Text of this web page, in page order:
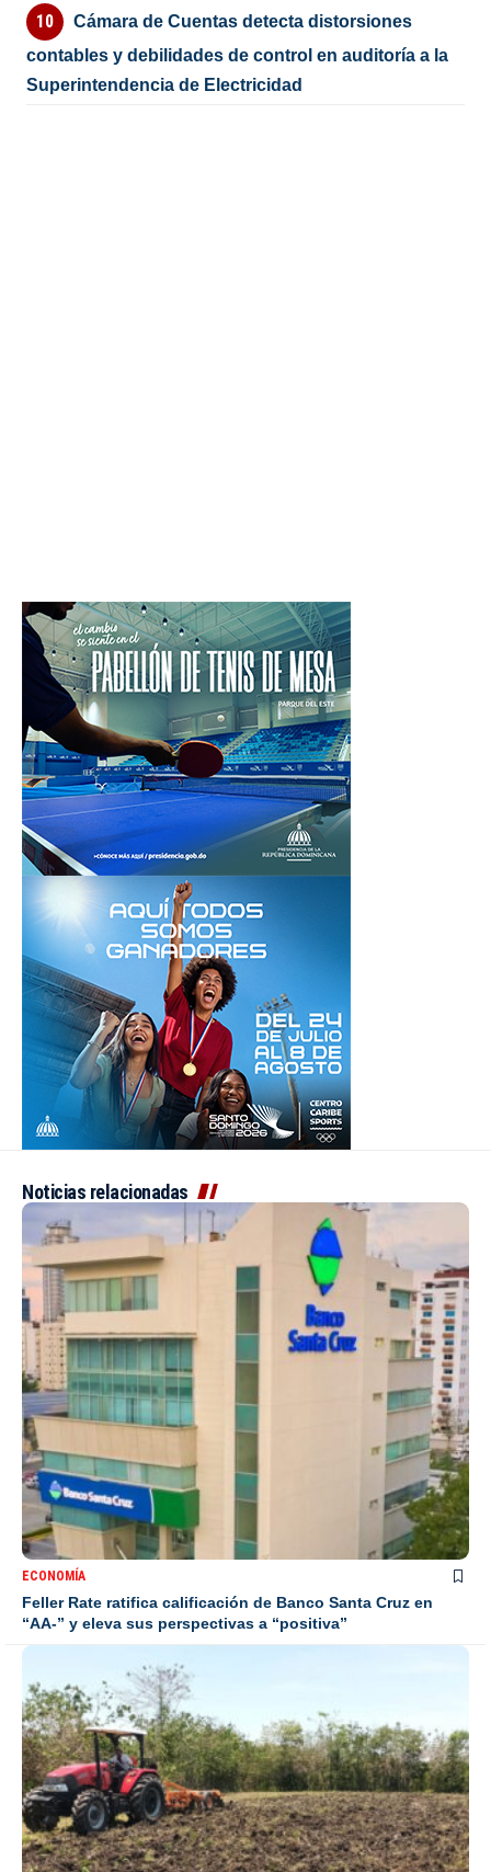
Cámara de Cuentas detecta distorsiones
contables y debilidades de control en auditoría a la
Superintendencia de Electricidad
Noticias relacionadas
ECONOMÍA
Feller Rate ratifica calificación de Banco Santa Cruz en
“AA-” y eleva sus perspectivas a “positiva”